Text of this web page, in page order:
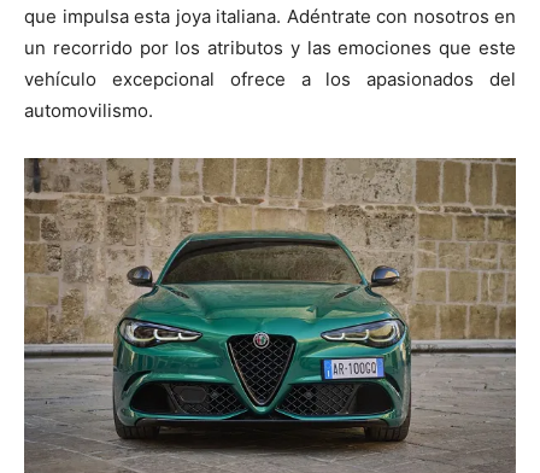
que impulsa esta joya italiana. Adéntrate con nosotros en
un recorrido por los atributos y las emociones que este
vehículo excepcional ofrece a los apasionados del
automovilismo.